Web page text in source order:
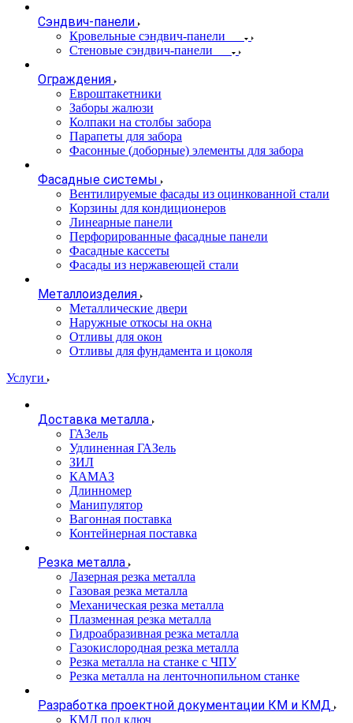
Сэндвич-панели
Кровельные сэндвич-панели
Стеновые сэндвич-панели
Ограждения
Евроштакетники
Заборы жалюзи
Колпаки на столбы забора
Парапеты для забора
Фасонные (доборные) элементы для забора
Фасадные системы
Вентилируемые фасады из оцинкованной стали
Корзины для кондиционеров
Линеарные панели
Перфорированные фасадные панели
Фасадные кассеты
Фасады из нержавеющей стали
Металлоизделия
Металлические двери
Наружные откосы на окна
Отливы для окон
Отливы для фундамента и цоколя
Услуги
Доставка металла
ГАЗель
Удлиненная ГАЗель
ЗИЛ
КАМАЗ
Длинномер
Манипулятор
Вагонная поставка
Контейнерная поставка
Резка металла
Лазерная резка металла
Газовая резка металла
Механическая резка металла
Плазменная резка металла
Гидроабразивная резка металла
Газокислородная резка металла
Резка металла на станке с ЧПУ
Резка металла на ленточнопильном станке
Разработка проектной документации КМ и КМД
КМД под ключ